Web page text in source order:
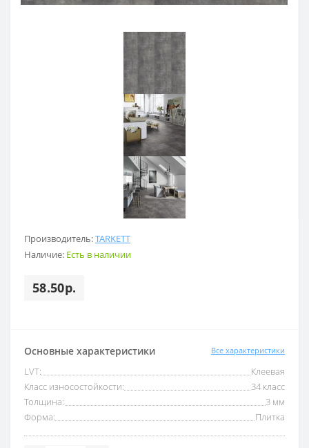
Производитель:TARKETT
Наличие: Есть в наличии
58.50р.
Основные характеристики Все характеристики
LVT:
Клеевая
Класс износостойкости:
34 класс
Толщина:
3 мм
Форма:
Плитка